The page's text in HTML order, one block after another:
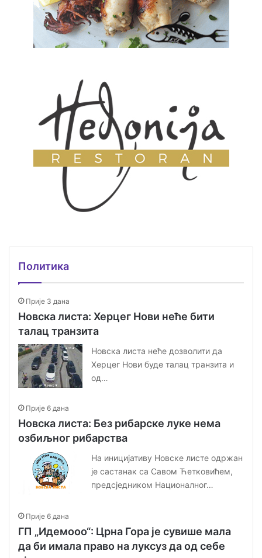
Политика
Прије 3 дана
Новска листа: Херцег Нови неће бити
талац транзита
Новска листа неће дозволити да
Херцег Нови буде талац транзита и
од…
Прије 6 дана
Новска листа: Без рибарске луке нема
озбиљног рибарства
На иницијативу Новске листе одржан
је састанак са Савом Ћетковићем,
предсједником Националног…
Прије 6 дана
ГП „Идемооо“: Црна Гора је сувише мала
да би имала право на луксуз да од себе